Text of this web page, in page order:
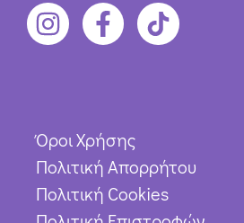
Όροι Χρήσης
Πολιτική Απορρήτου
Πολιτική Cookies